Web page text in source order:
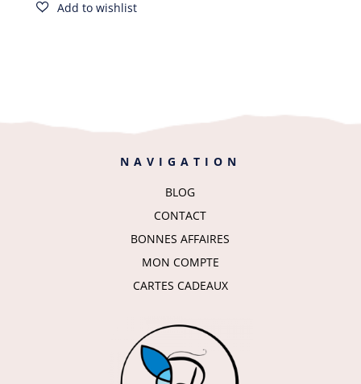
Cadeau
NAVIGATION
BLOG
CONTACT
BONNES AFFAIRES
MON COMPTE
CARTES CADEAUX